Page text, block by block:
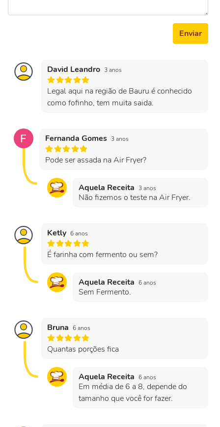
Enviar
David Leandro 3 anos
Legal aqui na região de Bauru é conhecido
como fofinho, tem muita saida.
Fernanda Gomes 3 anos
Pode ser assada na Air Fryer?
Aquela Receita 3 anos
Não fizemos o teste na Air Fryer.
Ketly 6 anos
É farinha com fermento ou sem?
Aquela Receita 6 anos
Sem Fermento.
Bruna 6 anos
Quantas porções fica
Aquela Receita 6 anos
Em média de 6 a 8, depende do
tamanho que você for fazer.